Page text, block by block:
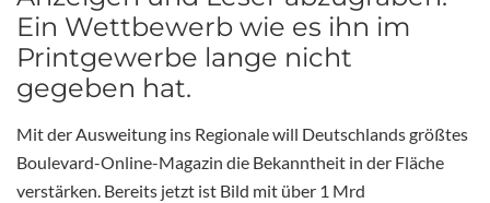
Ein Wettbewerb wie es ihn im
Printgewerbe lange nicht
gegeben hat.
Mit der Ausweitung ins Regionale will Deutschlands größtes
Boulevard-Online-Magazin die Bekanntheit in der Fläche
verstärken. Bereits jetzt ist Bild mit über 1 Mrd